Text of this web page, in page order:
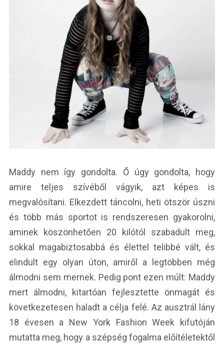
Maddy nem így gondolta. Ő úgy gondolta, hogy
amire teljes szívéből vágyik, azt képes is
megvalósítani. Elkezdett táncolni, heti ötször úszni
és több más sportot is rendszeresen gyakorolni,
aminek köszönhetően 20 kilótól szabadult meg,
sokkal magabiztosabbá és élettel telibbé vált, és
elindult egy olyan úton, amiről a legtöbben még
álmodni sem mernek. Pedig pont ezen múlt: Maddy
mert álmodni, kitartóan fejlesztette önmagát és
következetesen haladt a célja felé. Az ausztrál lány
18 évesen a New York Fashion Week kifutóján
mutatta meg, hogy a szépség fogalma előítéletektől